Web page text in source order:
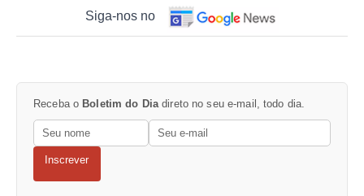
Siga-nos no
Receba o Boletim do Dia direto no seu e-mail, todo dia.
Inscrever